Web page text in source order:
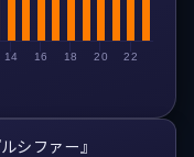
14 16 18 20 22
シファー』